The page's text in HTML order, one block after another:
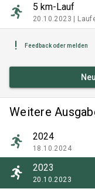
Weitere
2024
18.10.2024
2023
20.10.2023
5 km-Lauf
20.10.2023 |
Feedback oder melden